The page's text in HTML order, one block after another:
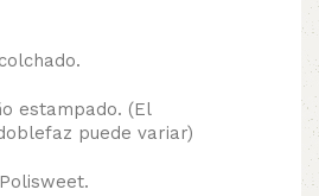
estampado. (El
puede variar)